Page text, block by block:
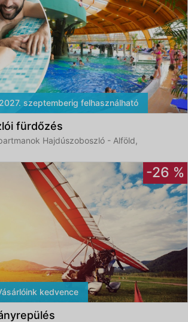
2027. szeptemberig felhasználható
fürdőzés
Hajdúszoboszló - Alföld,
-26 %
kedvence